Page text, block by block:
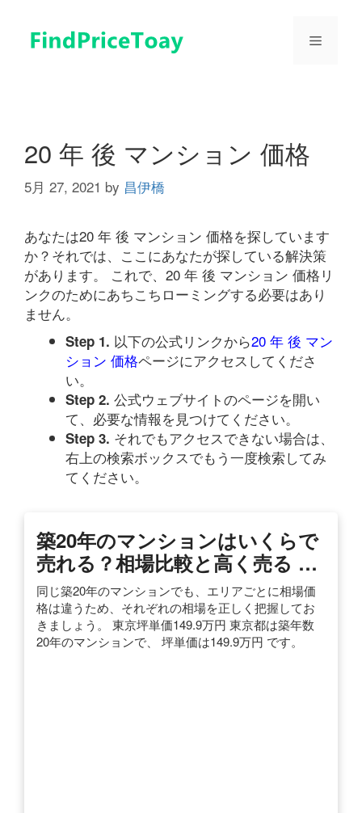
メ
20 年 後 マンション 価格
5月 27, 2021 by 昌伊橋
あなたは20 年 後 マンション 価格を探しています
か？それでは、ここにあなたが探している解決策
があります。 これで、20 年 後 マンション 価格リ
ンクのためにあちこちローミングする必要はあり
ません。
Step 1. 以下の公式リンクから20 年 後 マン
ション 価格ページにアクセスしてくださ
い。
Step 2. 公式ウェブサイトのページを開い
て、必要な情報を見つけてください。
Step 3. それでもアクセスできない場合は、
右上の検索ボックスでもう一度検索してみ
てください。
築20年のマンションはいくらで
売れる？相場比較と高く売る …
同じ築20年のマンションでも、エリアごとに相場価
格は違うため、それぞれの相場を正しく把握してお
きましょう。 東京坪単価149.9万円 東京都は築年数
20年のマンションで、 坪単価は149.9万円 です。